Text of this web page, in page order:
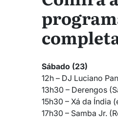
Sábado (23)
12h – DJ Luciano
13h30 – Derengos
15h30 – Xá da Índia
17h30 – Samba Jr.